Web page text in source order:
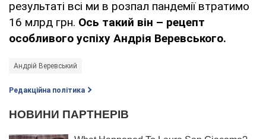
результаті всі ми в розпал пандемії втратимо
16 млрд грн. Ось такий він – рецепт
особливого успіху Андрія Веревського.
Андрій Веревський
Редакційна політика